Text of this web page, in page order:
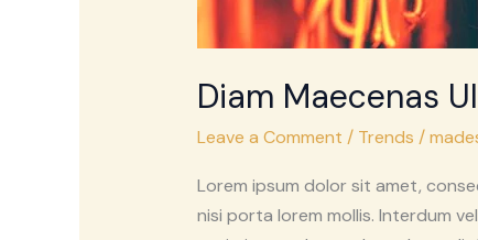
Diam Maecenas
Leave a Comment / Trends /
Lorem ipsum dolor sit amet,
nisi porta lorem mollis. Interdum